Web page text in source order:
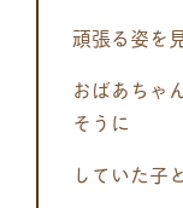
頑張る姿を
おばあちゃ
そうに
していた子